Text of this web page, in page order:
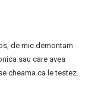
de mic demontam
sau care avea
cheama ca le testez.